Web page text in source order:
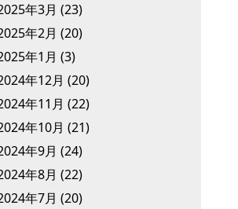
年3月 (23)
年2月 (20)
年1月 (3)
年12月 (20)
年11月 (22)
年10月 (21)
年9月 (24)
年8月 (22)
年7月 (20)